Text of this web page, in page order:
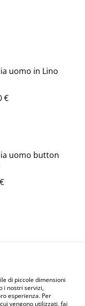
uomo in Lino
€
uomo button
Terms
Policy
di piccole dimensioni
i nostri servizi,
esperienza. Per
vengono utilizzati, fai